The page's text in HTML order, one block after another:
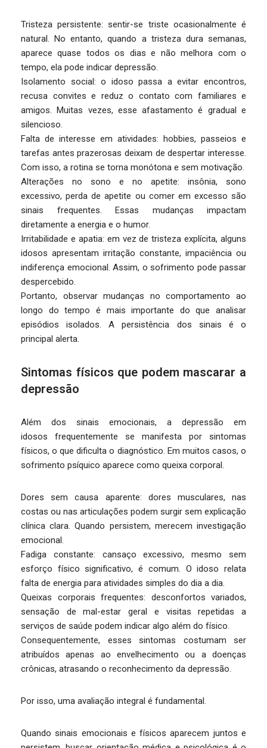
Tristeza persistente: sentir-se triste ocasionalmente é
natural. No entanto, quando a tristeza dura semanas,
aparece quase todos os dias e não melhora com o
tempo, ela pode indicar depressão.
Isolamento social: o idoso passa a evitar encontros,
recusa convites e reduz o contato com familiares e
amigos. Muitas vezes, esse afastamento é gradual e
silencioso.
Falta de interesse em atividades: hobbies, passeios e
tarefas antes prazerosas deixam de despertar interesse.
Com isso, a rotina se torna monótona e sem motivação.
Alterações no sono e no apetite: insônia, sono
excessivo, perda de apetite ou comer em excesso são
sinais frequentes. Essas mudanças impactam
diretamente a energia e o humor.
Irritabilidade e apatia: em vez de tristeza explícita, alguns
idosos apresentam irritação constante, impaciência ou
indiferença emocional. Assim, o sofrimento pode passar
despercebido.
Portanto, observar mudanças no comportamento ao
longo do tempo é mais importante do que analisar
episódios isolados. A persistência dos sinais é o
principal alerta.
Sintomas físicos que podem mascarar a
depressão
Além dos sinais emocionais, a depressão em
idosos frequentemente se manifesta por sintomas
físicos, o que dificulta o diagnóstico. Em muitos casos, o
sofrimento psíquico aparece como queixa corporal.
Dores sem causa aparente: dores musculares, nas
costas ou nas articulações podem surgir sem explicação
clínica clara. Quando persistem, merecem investigação
emocional.
Fadiga constante: cansaço excessivo, mesmo sem
esforço físico significativo, é comum. O idoso relata
falta de energia para atividades simples do dia a dia.
Queixas corporais frequentes: desconfortos variados,
sensação de mal-estar geral e visitas repetidas a
serviços de saúde podem indicar algo além do físico.
Consequentemente, esses sintomas costumam ser
atribuídos apenas ao envelhecimento ou a doenças
crônicas, atrasando o reconhecimento da depressão.
Por isso, uma avaliação integral é fundamental.
Quando sinais emocionais e físicos aparecem juntos e